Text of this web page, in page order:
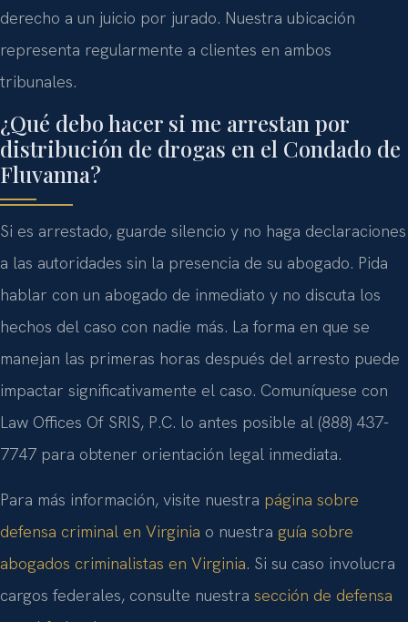
derecho a un juicio por jurado. Nuestra ubicación
representa regularmente a clientes en ambos
tribunales.
¿Qué debo hacer si me arrestan por
distribución de drogas en el Condado de
Fluvanna?
Si es arrestado, guarde silencio y no haga declaraciones
a las autoridades sin la presencia de su abogado. Pida
hablar con un abogado de inmediato y no discuta los
hechos del caso con nadie más. La forma en que se
manejan las primeras horas después del arresto puede
impactar significativamente el caso. Comuníquese con
Law Offices Of SRIS, P.C. lo antes posible al (888) 437-
7747 para obtener orientación legal inmediata.
Para más información, visite nuestra página sobre
defensa criminal en Virginia o nuestra guía sobre
abogados criminalistas en Virginia. Si su caso involucra
cargos federales, consulte nuestra sección de defensa